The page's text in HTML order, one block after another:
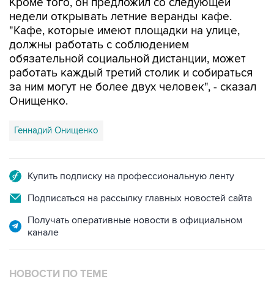
"Кафе, которые имеют площадки на улице,
должны работать с соблюдением
обязательной социальной дистанции, может
работать каждый третий столик и собираться
за ним могут не более двух человек", - сказал
Онищенко.
Геннадий Онищенко
Подписаться на рассылку главных новостей сайта
Получать оперативные новости в официальном
НОВОСТИ ПО ТЕМЕ
20 мая 2020 года 10:40